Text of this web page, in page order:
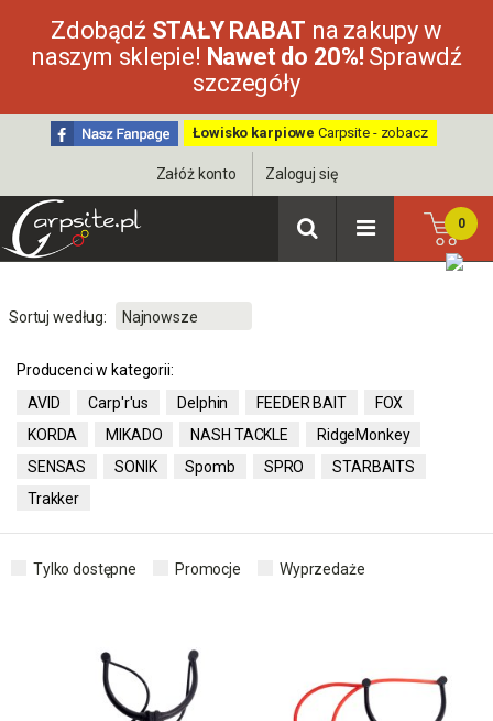
Zdobądź STAŁY RABAT na zakupy w
naszym sklepie! Nawet do 20%! Sprawdź
szczegóły
Łowisko karpiowe Carpsite - zobacz
Załóż konto Zaloguj się
0
Tylko dostępne Promocje Wyprzedaże
Sortuj według:
Producenci w kategorii:
AVID
Carp'r'us Delphin FEEDER BAIT
FOX
KORDA
MIKADO NASH TACKLE
RidgeMonkey
SENSAS
SONIK Spomb SPRO
STARBAITS
Trakker